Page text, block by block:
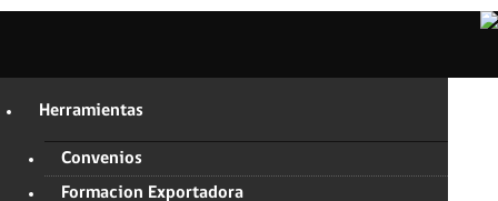
Herramientas
Convenios
Formacion Exportadora